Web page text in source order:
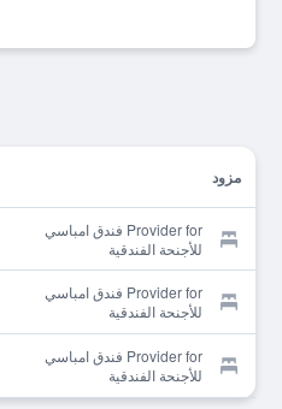
مزود
Provider for فندق امباسي
للأجنحة الفندقية
Provider for فندق امباسي
للأجنحة الفندقية
Provider for فندق امباسي
للأجنحة الفندقية